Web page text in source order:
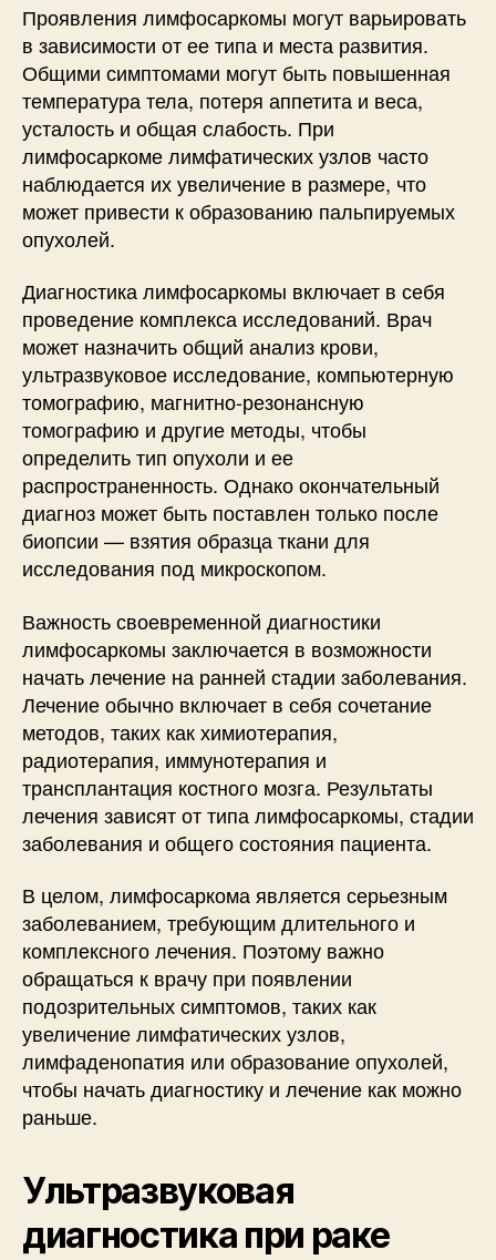
Проявления лимфосаркомы могут варьировать
в зависимости от ее типа и места развития.
Общими симптомами могут быть повышенная
температура тела, потеря аппетита и веса,
усталость и общая слабость. При
лимфосаркоме лимфатических узлов часто
наблюдается их увеличение в размере, что
может привести к образованию пальпируемых
опухолей.
Диагностика лимфосаркомы включает в себя
проведение комплекса исследований. Врач
может назначить общий анализ крови,
ультразвуковое исследование, компьютерную
томографию, магнитно-резонансную
томографию и другие методы, чтобы
определить тип опухоли и ее
распространенность. Однако окончательный
диагноз может быть поставлен только после
биопсии — взятия образца ткани для
исследования под микроскопом.
Важность своевременной диагностики
лимфосаркомы заключается в возможности
начать лечение на ранней стадии заболевания.
Лечение обычно включает в себя сочетание
методов, таких как химиотерапия,
радиотерапия, иммунотерапия и
трансплантация костного мозга. Результаты
лечения зависят от типа лимфосаркомы, стадии
заболевания и общего состояния пациента.
В целом, лимфосаркома является серьезным
заболеванием, требующим длительного и
комплексного лечения. Поэтому важно
обращаться к врачу при появлении
подозрительных симптомов, таких как
увеличение лимфатических узлов,
лимфаденопатия или образование опухолей,
чтобы начать диагностику и лечение как можно
раньше.
Ультразвуковая
диагностика при раке